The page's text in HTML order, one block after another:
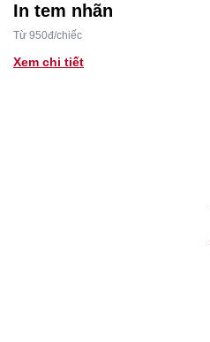
In tem nhãn
Từ 950đ/chiếc
Xem chi tiết